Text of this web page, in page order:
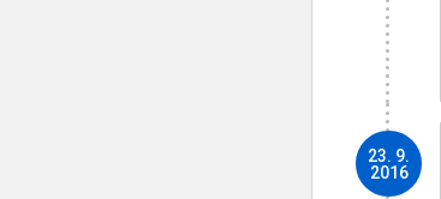
23. 9.
2016